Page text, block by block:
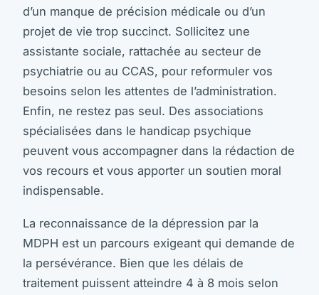
d’un manque de précision médicale ou d’un
projet de vie trop succinct. Sollicitez une
assistante sociale, rattachée au secteur de
psychiatrie ou au CCAS, pour reformuler vos
besoins selon les attentes de l’administration.
Enfin, ne restez pas seul. Des associations
spécialisées dans le handicap psychique
peuvent vous accompagner dans la rédaction de
vos recours et vous apporter un soutien moral
indispensable.
La reconnaissance de la dépression par la
MDPH est un parcours exigeant qui demande de
la persévérance. Bien que les délais de
traitement puissent atteindre 4 à 8 mois selon